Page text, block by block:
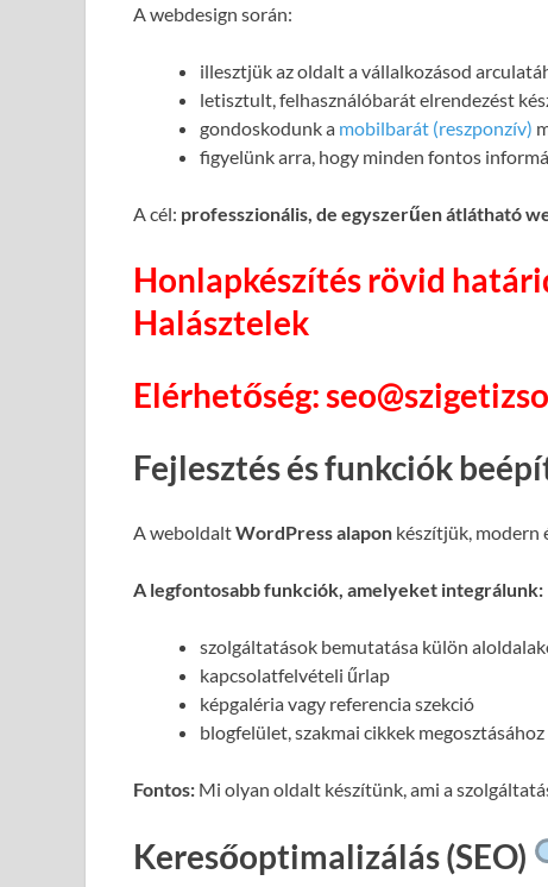
A webdesign során:
illesztjük az oldalt a vállalkozásod
letisztult, felhasználóbarát elrendezést
gondoskodunk a mobilbarát (reszponzív)
figyelünk arra, hogy minden fontos
A cél: professzionális, de egyszerűen átlátható
Honlapkészítés rövid
Halásztelek
Elérhetőség:
Fejlesztés és funkciók
A weboldaltWordPress alapon készítjük, modern
A legfontosabb funkciók, amelyeket integrálunk:
szolgáltatások bemutatása külön
kapcsolatfelvételi űrlap
képgaléria vagy referencia szekció
blogfelület, szakmai cikkek megosztásához
Fontos: Mi olyan oldalt készítünk, ami a
Keresőoptimalizálás (SEO)